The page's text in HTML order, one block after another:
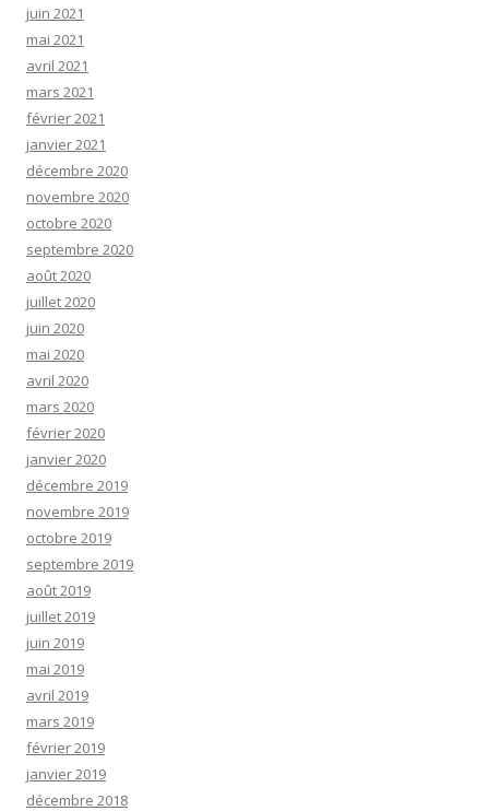
juin 2021
mai 2021
avril 2021
mars 2021
février 2021
janvier 2021
décembre 2020
novembre 2020
octobre 2020
septembre 2020
août 2020
juillet 2020
juin 2020
mai 2020
avril 2020
mars 2020
février 2020
janvier 2020
décembre 2019
novembre 2019
octobre 2019
septembre 2019
août 2019
juillet 2019
juin 2019
mai 2019
avril 2019
mars 2019
février 2019
janvier 2019
décembre 2018